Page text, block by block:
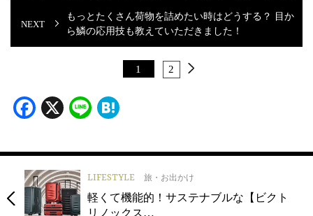
もっとたくさん荷物を詰めたい時はどうする？ 目か
ら鱗の応用技も教えていただきました！
1 2
Facebook
X Line
LIFESTYLE 旅・お出かけ
軽くて機能的！サステナブルな【ビクト
リノックス…